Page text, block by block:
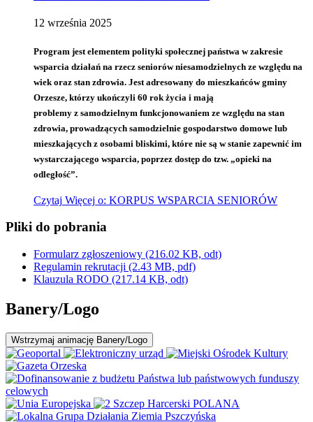
12 września 2025
Program jest elementem polityki społecznej państwa w zakresie
wsparcia działań na rzecz seniorów niesamodzielnych ze względu na
wiek oraz stan zdrowia. Jest adresowany do mieszkańców gminy
Orzesze, którzy ukończyli 60 rok życia i mają
problemy z samodzielnym funkcjonowaniem ze względu na stan
zdrowia, prowadzących samodzielnie gospodarstwo domowe lub
mieszkających z osobami bliskimi, które nie są w stanie zapewnić im
wystarczającego wsparcia, poprzez dostęp do tzw. „opieki na
odległość”.
Czytaj Więcej o: KORPUS WSPARCIA SENIORÓW
Pliki do pobrania
Formularz zgłoszeniowy (216.02 KB, odt)
Regulamin rekrutacji (2.43 MB, pdf)
Klauzula RODO (217.14 KB, odt)
Banery/Logo
Wstrzymaj animację Banery/Logo